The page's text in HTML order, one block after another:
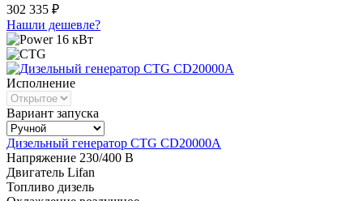
302 335 ₽
Нашли дешевле?
16 кВт
Исполнение
Вариант запуска
Дизельный генератор CTG CD20000A
Напряжение 230/400 В
Двигатель Lifan
Топливо дизель